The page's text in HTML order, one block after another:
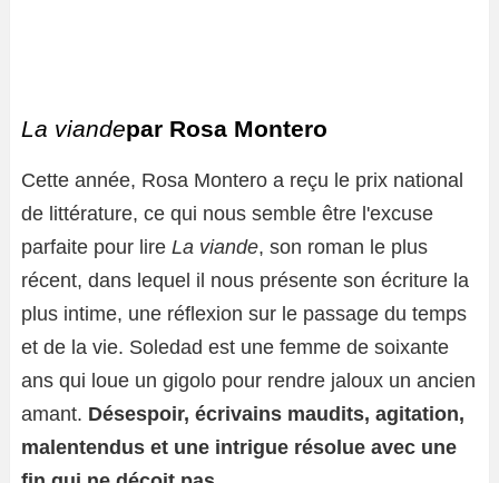
La viandepar Rosa Montero
Cette année, Rosa Montero a reçu le prix national
de littérature, ce qui nous semble être l'excuse
parfaite pour lire La viande, son roman le plus
récent, dans lequel il nous présente son écriture la
plus intime, une réflexion sur le passage du temps
et de la vie. Soledad est une femme de soixante
ans qui loue un gigolo pour rendre jaloux un ancien
amant. Désespoir, écrivains maudits, agitation,
malentendus et une intrigue résolue avec une